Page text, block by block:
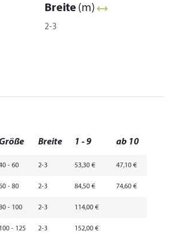
Breite (m)
2-3
Breite 1 - 9 ab 10
- 60 2-3 53,30 € 47,10 €
- 80 2-3 84,50 € 74,60 €
- 100 2-3 114,00 €
100 - 125 2-3 152,00 €